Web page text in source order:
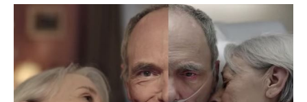
της φουσκάλας μέσα στο υγρό, σε χρόνο λιγότερο
από 310 χιλιοστά του δευτερολέπτου. Όταν κανείς
τραβά ένα δάχτυλό του προς τα έξω, τότε δεν
υπάρχει αρκετό αρθρικό λιπαvτικό υγρό για να
γεμίσει όλο το κενό στο εσωτερικό της άρθρωσης, με